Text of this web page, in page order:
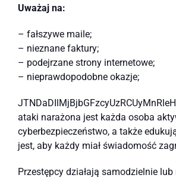
Uważaj na:
– fałszywe maile;
– nieznane faktury;
– podejrzane strony internetowe;
– nieprawdopodobne okazje;
ataki narażona jest każda osoba
cyberbezpieczeństwo, a także
jest, aby każdy miał świadomość
Przestępcy działają samodzielnie